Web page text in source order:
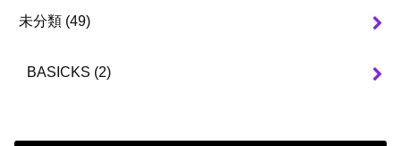
未分類 (49)
BASICKS (2)